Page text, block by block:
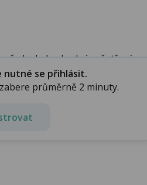
že by bylo vhodné vyšetření na ...
nutné se přihlásit.
průměrně 2 minuty.